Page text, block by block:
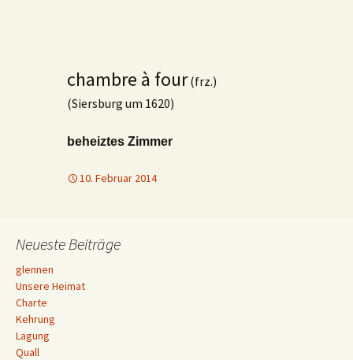
chambre à four(frz.)
(Siersburg um 1620)
beheiztes Zimmer
10. Februar 2014
Neueste Beiträge
glennen
Unsere Heimat
Charte
Kehrung
Lagung
Quall